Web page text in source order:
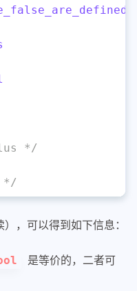
*/
*/
，可以得到如下信息：
是等价的，二者可